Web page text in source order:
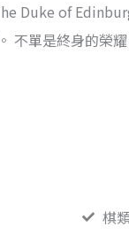
Duke of
不單是終身的榮
棋